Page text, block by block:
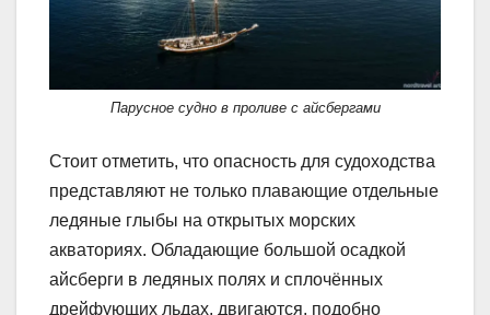
Парусное судно в проливе с айсбергами
Стоит отметить, что опасность для судоходства
представляют не только плавающие отдельные
ледяные глыбы на открытых морских
акваториях. Обладающие большой осадкой
айсберги в ледяных полях и сплочённых
дрейфующих льдах, двигаются, подобно